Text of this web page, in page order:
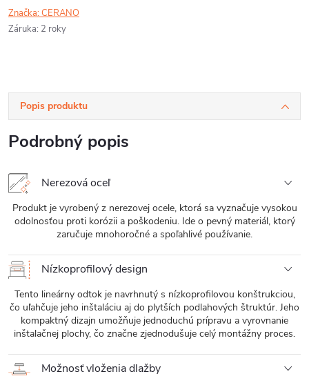
Značka:CERANO
Záruka: 2 roky
Popis produktu
Podrobný popis
Nerezová oceľ
Produkt je vyrobený z nerezovej ocele, ktorá sa vyznačuje vysokou
odolnosťou proti korózii a poškodeniu. Ide o pevný materiál, ktorý
zaručuje mnohoročné a spoľahlivé používanie.
Nízkoprofilový design
Tento lineárny odtok je navrhnutý s nízkoprofilovou konštrukciou,
čo uľahčuje jeho inštaláciu aj do plytších podlahových štruktúr. Jeho
kompaktný dizajn umožňuje jednoduchú prípravu a vyrovnanie
inštalačnej plochy, čo značne zjednodušuje celý montážny proces.
Možnosť vloženia dlažby